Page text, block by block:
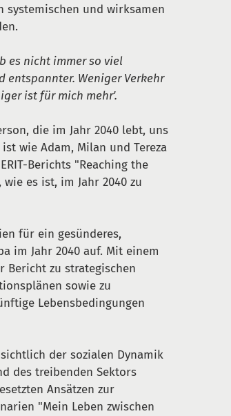
und wirksamen
es nicht immer so viel
entspannter. Weniger Verkehr
ist für mich mehr'.
die im Jahr 2040 lebt, uns
wie Adam, Milan und Tereza
Berichts "Reaching the
es ist, im Jahr 2040 zu
für ein gesünderes,
im Jahr 2040 auf. Mit einem
zu strategischen
sowie zu
Lebensbedingungen
der sozialen Dynamik
des treibenden Sektors
Ansätzen zur
"Mein Leben zwischen